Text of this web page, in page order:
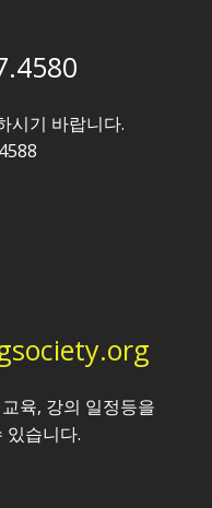
시기 바랍니다.
육, 강의 일정등을
있습니다.